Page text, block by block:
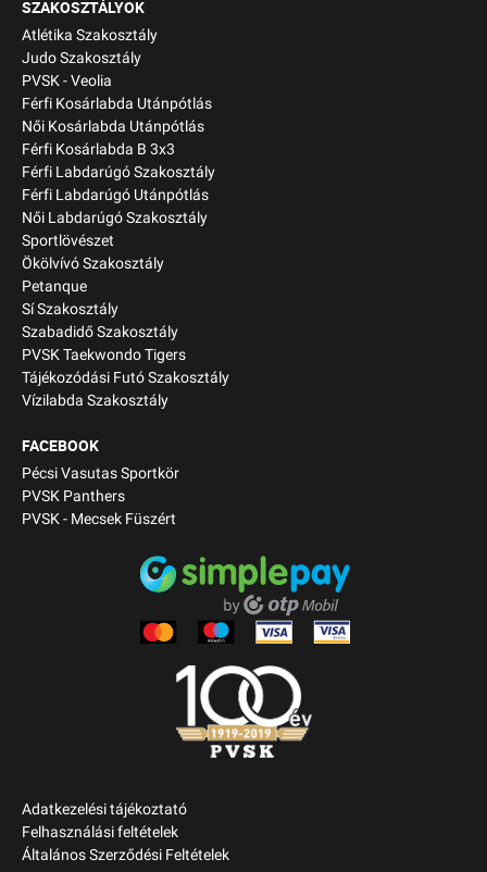
SZAKOSZTÁLYOK
Atlétika Szakosztály
Judo Szakosztály
PVSK - Veolia
Férfi Kosárlabda Utánpótlás
Női Kosárlabda Utánpótlás
Férfi Kosárlabda B 3x3
Férfi Labdarúgó Szakosztály
Férfi Labdarúgó Utánpótlás
Női Labdarúgó Szakosztály
Sportlövészet
Ökölvívó Szakosztály
Petanque
Sí Szakosztály
Szabadidő Szakosztály
PVSK Taekwondo Tigers
Tájékozódási Futó Szakosztály
Vízilabda Szakosztály
FACEBOOK
Pécsi Vasutas Sportkör
PVSK Panthers
PVSK - Mecsek Füszért
Adatkezelési tájékoztató
Felhasználási feltételek
Általános Szerződési Feltételek